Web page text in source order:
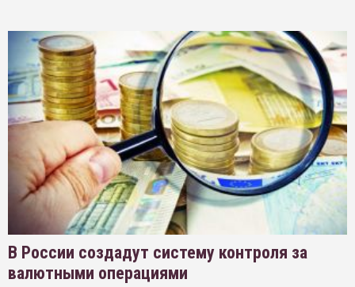
В России создадут систему контроля за
валютными операциями